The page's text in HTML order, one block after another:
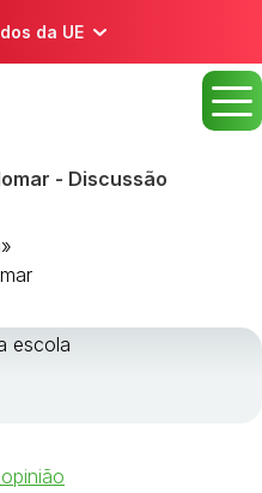
da UE
- Discussão
»
escola